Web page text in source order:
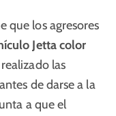
que los agresores
Jetta color
las
de darse a la
a que el